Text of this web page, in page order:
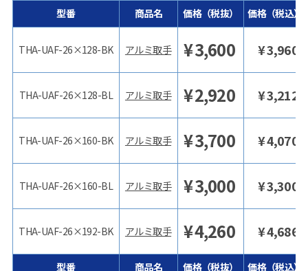
型番
THA-UAF-26×128-BK
THA-UAF-26×128-BL
THA-UAF-26×160-BK
THA-UAF-26×160-BL
THA-UAF-26×192-BK
型番
商品名 価格（税抜） 価格（税込）
アルミ取手 ¥3,600 ¥3,960
アルミ取手 ¥2,920 ¥3,212
アルミ取手 ¥3,700 ¥4,070
アルミ取手 ¥3,000 ¥3,300
アルミ取手 ¥4,260 ¥4,686
商品名 価格（税抜） 価格（税込）